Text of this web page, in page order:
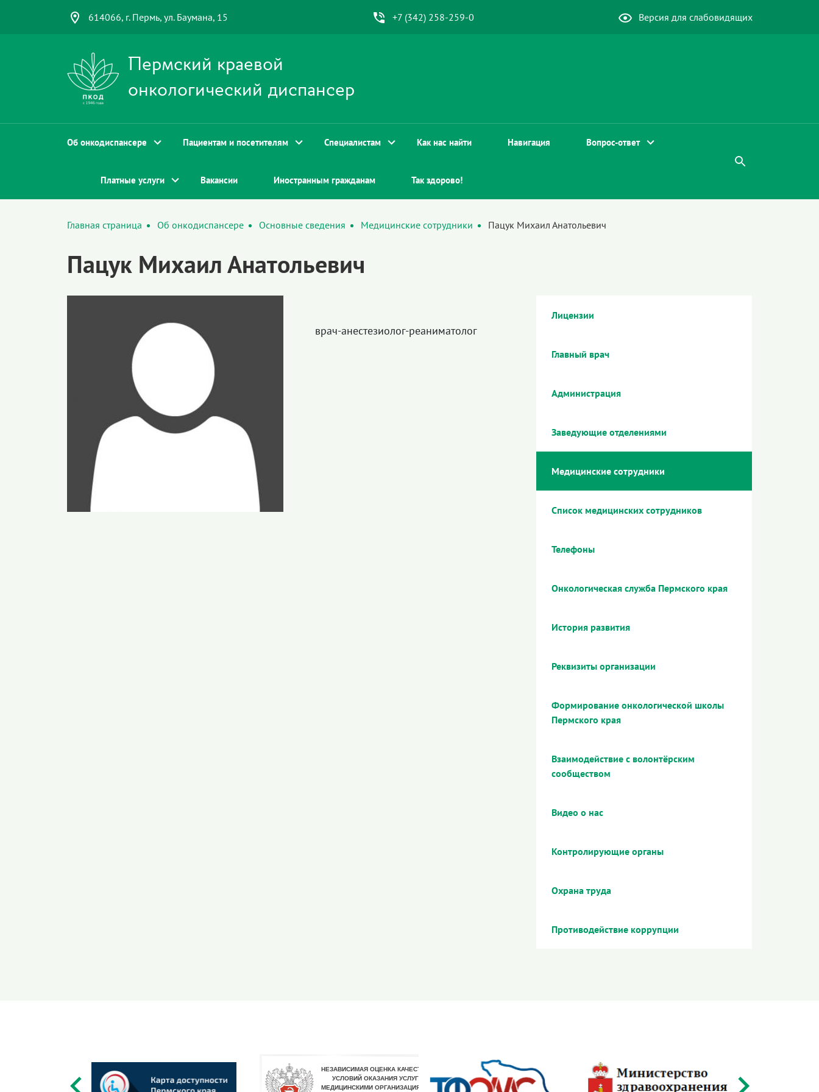
614066, г. Пермь, ул. Баумана, 15 +7 (342) 258-259-0 Версия для слабовидящих
Пермский краевой
онкологический диспансер
Об онкодиспансере Пациентам и посетителям Специалистам Как нас найти Навигация Вопрос-ответ
Платные услуги Вакансии Иностранным гражданам Так здорово!
Главная страница Об онкодиспансере Основные сведения Медицинские сотрудники Пацук Михаил Анатольевич
Пацук Михаил Анатольевич
врач-анестезиолог-реаниматолог
Лицензии
Главный врач
Администрация
Заведующие отделениями
Медицинские сотрудники
Список медицинских сотрудников
Телефоны
Онкологическая служба Пермского края
История развития
Реквизиты организации
Формирование онкологической школы
Пермского края
Взаимодействие с волонтёрским
сообществом
Видео о нас
Контролирующие органы
Охрана труда
Противодействие коррупции